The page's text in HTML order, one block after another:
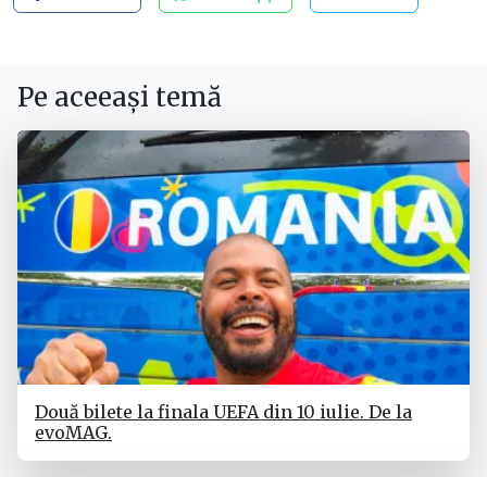
Pe aceeași temă
Două bilete la finala UEFA din 10 iulie. De la
evoMAG.